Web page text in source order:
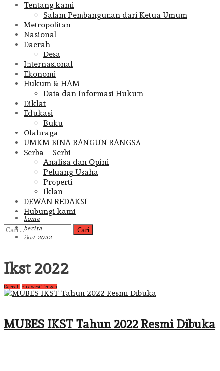
Tentang kami
Salam Pembangunan dari Ketua Umum
Metropolitan
Nasional
Daerah
Desa
Internasional
Ekonomi
Hukum & HAM
Data dan Informasi Hukum
Diklat
Edukasi
Buku
Olahraga
UMKM BINA BANGUN BANGSA
Serba – Serbi
Analisa dan Opini
Peluang Usaha
Properti
Iklan
DEWAN REDAKSI
Hubungi kami
Cari
untuk:
home
berita
ikst 2022
Ikst 2022
Daerah Sulawesi Tengah
MUBES IKST Tahun 2022 Resmi Dibuka